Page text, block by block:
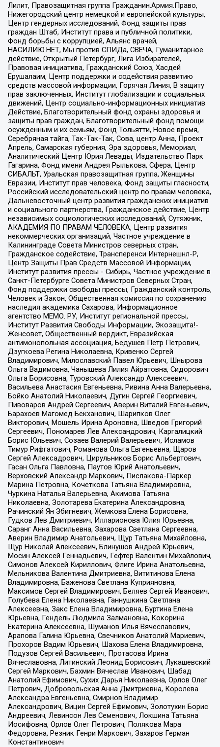
Лилит, Правозащитная группа Гражданин.Армия.Право,
Нижегородский центр немецкой и европейской культуры,
Центр гендерных исследований, Фонд защиты прав
граждан Штаб, Институт права и публичной политики,
Фонд борьбы с коррупцией, Альянс врачей,
НАСИЛИЮ.НЕТ, Мы против СПИДа, СВЕЧА, Гуманитарное
действие, Открытый Петербург, Лига Избирателей,
Правовая инициатива, Гражданский Союз, Хасдей
Ерушалаим, Центр поддержки и содействия развитию
средств массовой информации, Горячая Линия, В защиту
прав заключенных, Институт глобализации и социальных
движений, Центр социально-информационных инициатив
Действие, Благотворительный фонд охраны здоровья и
защиты прав граждан, Благотворительный фонд помощи
осужденным и их семьям, Фонд Тольятти, Новое время,
Серебряная тайга, Так-Так-Так, Сова, центр Анна, Проект
Апрель, Самарская губерния, Эра здоровья, Мемориал,
Аналитический Центр Юрия Левады, Издательство Парк
Гагарина, Фонд имени Андрея Рылькова, Сфера, Центр
СИБАЛЬТ, Уральская правозащитная группа, Женщины
Евразии, Институт прав человека, Фонд защиты гласности,
Российский исследовательский центр по правам человека,
Дальневосточный центр развития гражданских инициатив
и социального партнерства, Гражданское действие, Центр
независимых социологических исследований, Сутяжник,
АКАДЕМИЯ ПО ПРАВАМ ЧЕЛОВЕКА, Центр развития
некоммерческих организаций, Частное учреждение в
Калининграде Совета Министров северных стран,
Гражданское содействие, Трансперенси Интернешнл-Р,
Центр Защиты Прав Средств Массовой Информации,
Институт развития прессы - Сибирь, Частное учреждение в
Санкт-Петербурге Совета Министров Северных Стран,
Фонд поддержки свободы прессы, Гражданский контроль,
Человек и Закон, Общественная комиссия по сохранению
наследия академика Сахарова, Информационное
агентство МЕМО. РУ, Институт региональной прессы,
Институт Развития Свободы Информации, Экозащита!-
Женсовет, Общественный вердикт, Евразийская
антимонопольная ассоциация, Бедушев Петр Петрович,
Дзугкоева Регина Николаевна, Кривенко Сергей
Владимирович, Милославский Павел Юрьевич, Шнырова
Ольга Вадимовна, Чанышева Лилия Айратовна, Сидорович
Ольга Борисовна, Туровский Александр Алексеевич,
Васильева Анастасия Евгеньевна, Ривина Анна Валерьевна,
Бойко Анатолий Николаевич, Дугин Сергей Георгиевич,
Пивоваров Андрей Сергеевич, Аверин Виталий Евгеньевич,
Барахоев Магомед Бекханович, Шарипков Олег
Викторович, Мошель Ирина Ароновна, Шведов Григорий
Сергеевич, Пономарев Лев Александрович, Каргалицкий
Борис Юльевич, Созаев Валерий Валерьевич, Исламов
Тимур Рифгатович, Романова Ольга Евгеньевна, Щаров
Сергей Алексадрович, Цирульников Борис Альбертович,
Гасан Ольга Павловна, Паутов Юрий Анатольевич,
Верховский Александр Маркович, Пислакова-Паркер
Марина Петровна, Кочеткова Татьяна Владимировна,
Чуркина Наталья Валерьевна, Акимова Татьяна
Николаевна, Золотарева Екатерина Александровна,
Рачинский Ян Збигневич, Жемкова Елена Борисовна,
Гудков Лев Дмитриевич, Илларионова Юлия Юрьевна,
Саранг Анна Васильевна, Захарова Светлана Сергеевна,
Аверин Владимир Анатольевич, Щур Татьяна Михайловна,
Щур Николай Алексеевич, Блинушов Андрей Юрьевич,
Мосин Алексей Геннадьевич, Гефтер Валентин Михайлович,
Симонов Алексей Кириллович, Флиге Ирина Анатольевна,
Мельникова Валентина Дмитриевна, Вититинова Елена
Владимировна, Баженова Светлана Куприяновна,
Максимов Сергей Владимирович, Беляев Сергей Иванович,
Голубева Елена Николаевна, Ганнушкина Светлана
Алексеевна, Закс Елена Владимировна, Буртина Елена
Юрьевна, Гендель Людмила Залмановна, Кокорина
Екатерина Алексеевна, Шуманов Илья Вячеславович,
Арапова Галина Юрьевна, Свечников Анатолий Мариевич,
Прохоров Вадим Юрьевич, Шахова Елена Владимировна,
Подузов Сергей Васильевич, Протасова Ирина
Вячеславовна, Литинский Леонид Борисович, Лукашевский
Сергей Маркович, Бахмин Вячеслав Иванович, Шабад
Анатолий Ефимович, Сухих Дарья Николаевна, Орлов Олег
Петрович, Добровольская Анна Дмитриевна, Королева
Александра Евгеньевна, Смирнов Владимир
Александрович, Вицин Сергей Ефимович, Золотухин Борис
Андреевич, Левинсон Лев Семенович, Локшина Татьяна
Иосифовна, Орлов Олег Петрович, Полякова Мара
Федоровна, Резник Генри Маркович, Захаров Герман
Константинович